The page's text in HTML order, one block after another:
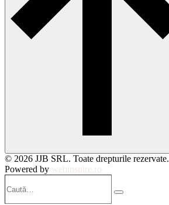
© 2026 JJB SRL. Toate drepturile rezervate.
Powered by
Search